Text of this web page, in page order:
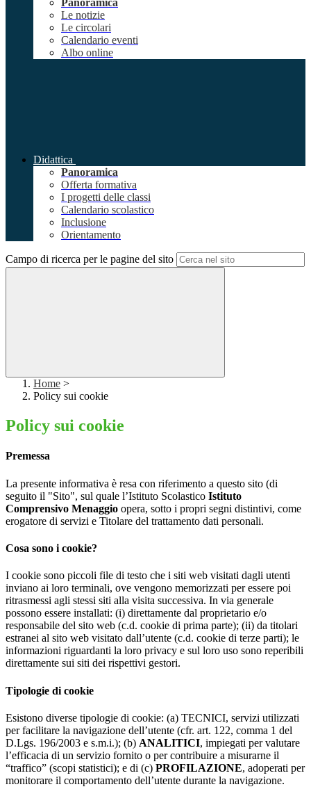
Panoramica
Le notizie
Le circolari
Calendario eventi
Albo online
Didattica
Panoramica
Offerta formativa
I progetti delle classi
Calendario scolastico
Inclusione
Orientamento
Campo di ricerca per le pagine del sito
Home >
Policy sui cookie
Policy sui cookie
Premessa
La presente informativa è resa con riferimento a questo sito (di
seguito il "Sito", sul quale l’Istituto Scolastico Istituto
Comprensivo Menaggio opera, sotto i propri segni distintivi, come
erogatore di servizi e Titolare del trattamento dati personali.
Cosa sono i cookie?
I cookie sono piccoli file di testo che i siti web visitati dagli utenti
inviano ai loro terminali, ove vengono memorizzati per essere poi
ritrasmessi agli stessi siti alla visita successiva. In via generale
possono essere installati: (i) direttamente dal proprietario e/o
responsabile del sito web (c.d. cookie di prima parte); (ii) da titolari
estranei al sito web visitato dall’utente (c.d. cookie di terze parti); le
informazioni riguardanti la loro privacy e sul loro uso sono reperibili
direttamente sui siti dei rispettivi gestori.
Tipologie di cookie
Esistono diverse tipologie di cookie: (a) TECNICI, servizi utilizzati
per facilitare la navigazione dell’utente (cfr. art. 122, comma 1 del
D.Lgs. 196/2003 e s.m.i.); (b) ANALITICI, impiegati per valutare
l’efficacia di un servizio fornito o per contribuire a misurarne il
“traffico” (scopi statistici); e di (c) PROFILAZIONE, adoperati per
monitorare il comportamento dell’utente durante la navigazione.